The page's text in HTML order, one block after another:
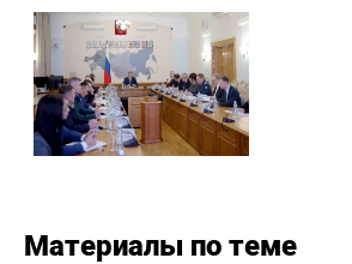
Материалы по теме